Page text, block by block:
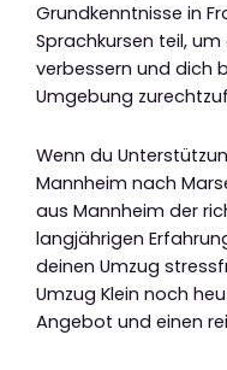
Grundkenntnisse in
Sprachkursen teil,
verbessern und dich
Umgebung
Wenn du
Mannheim nach
aus Mannheim der
langjährigen
deinen Umzug
Umzug Klein noch
Angebot und einen